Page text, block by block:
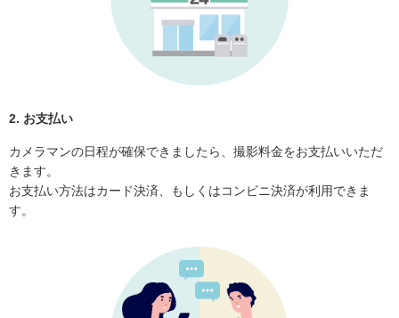
2. お支払い
カメラマンの日程が確保できましたら、撮影料金をお支払いいただ
きます。
お支払い方法はカード決済、もしくはコンビニ決済が利用できま
す。